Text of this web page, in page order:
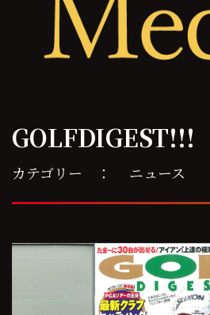
GOLFDIGEST!!!
カテゴリー ： ニュース